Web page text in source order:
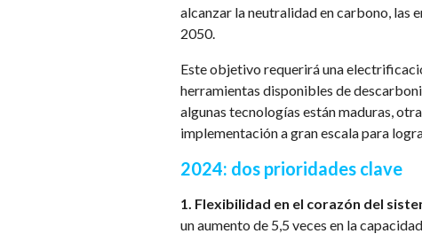
alcanzar la neutralidad en carbono, las
2050.
Este objetivo requerirá una
herramientas disponibles de
algunas tecnologías están maduras,
implementación a gran escala para
2024: dos prioridades clave
1. Flexibilidad en el corazón del
un aumento de 5,5 veces en la